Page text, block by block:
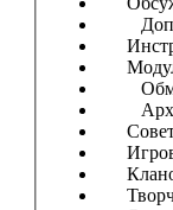
Обмен